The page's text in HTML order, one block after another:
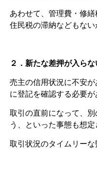
あわせて、管理費・修繕
住民税の滞納などもない
２．新たな差押が入らな
売主の信用状況に不安
に登記を確認する必要が
取引の直前になって、
う、といった事態も想定
取引状況のタイムリーな